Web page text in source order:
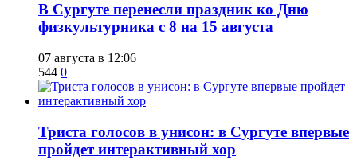
​В Сургуте перенесли праздник ко Дню
физкультурника с 8 на 15 августа
07 августа в 12:06
544 0
​Триста голосов в унисон: в Сургуте впервые
пройдет интерактивный хор